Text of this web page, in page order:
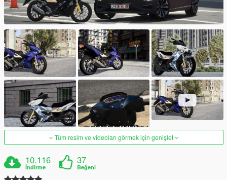
Tüm resim ve videoları görmek için genişlet
10.116
İndirme
37
Beğeni